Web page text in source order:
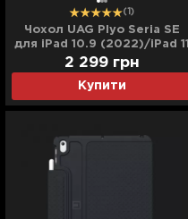
(1)
Чохол UAG Plyo Seria SE
для iPad 10.9 (2022)/iPad 11
(2025) (Black/Midnight
Camo)
Купити
2 299 грн